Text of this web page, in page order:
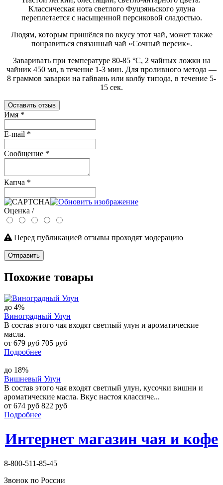
Классическая нота светлого Фуцзяньского улуна
переплетается c насыщенной персиковой сладостью.
Людям, которым пришёлся по вкусу этот чай, может также
понравиться связанный чай «Сочный персик».
Заваривать при температуре 80-85 °C, 2 чайных ложки на
чайник 450 мл, в течение 1-3 мин. Для проливного метода —
8 граммов заварки на гайвань или колбу типода, в течение 5-
15 сек.
Оставить отзыв
Имя *
E-mail *
Сообщение *
Капча *
Оценка /
Перед публикацией отзывы проходят модерацию
Отправить
Похожие товары
до 4%
Виноградный Улун
В состав этого чая входят светлый улун и ароматические
масла.
от 679 руб 705 руб
Подробнее
до 18%
Вишневый Улун
В состав этого чая входят светлый улун, кусочки вишни и
ароматические масла. Вкус настоя классиче...
от 674 руб 822 руб
Подробнее
Интернет магазин чая и кофе
8-800-511-85-45
Звонок по России